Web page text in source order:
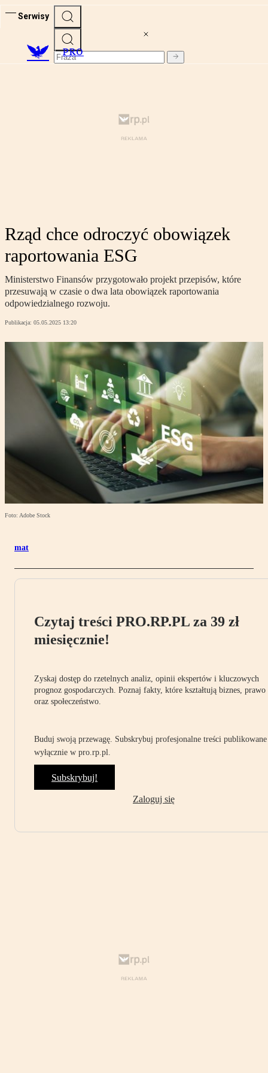
Serwisy
PRO
Rząd chce odroczyć obowiązek
raportowania ESG
Ministerstwo Finansów przygotowało projekt przepisów, które
przesuwają w czasie o dwa lata obowiązek raportowania
odpowiedzialnego rozwoju.
Publikacja: 05.05.2025 13:20
Foto: Adobe Stock
mat
Czytaj treści PRO.RP.PL za 39 zł
miesięcznie!
Zyskaj dostęp do rzetelnych analiz, opinii ekspertów i kluczowych
prognoz gospodarczych. Poznaj fakty, które kształtują biznes, prawo
oraz społeczeństwo.
Buduj swoją przewagę. Subskrybuj profesjonalne treści publikowane
wyłącznie w pro.rp.pl.
Subskrybuj!
Zaloguj się